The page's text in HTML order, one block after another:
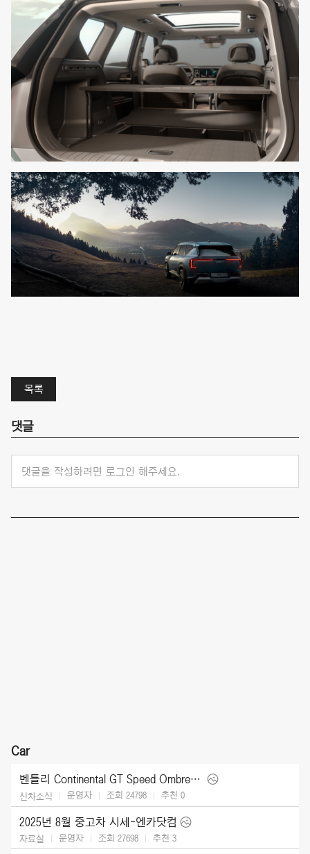
목록
댓글
댓글을 작성하려면 로그인 해주세요.
Car
벤틀리 Continental GT Speed Ombre by Mulliner (2025)
신차소식 운영자 조회 24798 추천 0
2025년 8월 중고차 시세-엔카닷컴
자료실 운영자 조회 27698 추천 3